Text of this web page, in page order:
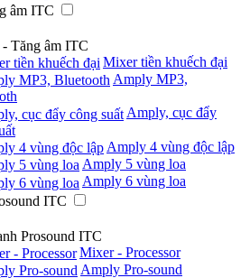
âm ITC
Tăng âm ITC
Mixer tiền khuếch đại
Amply MP3,
Amply, cục đẩy
Amply 4 vùng độc lập
Amply 5 vùng loa
Amply 6 vùng loa
ITC
Prosound ITC
Mixer - Processor
Amply Pro-sound